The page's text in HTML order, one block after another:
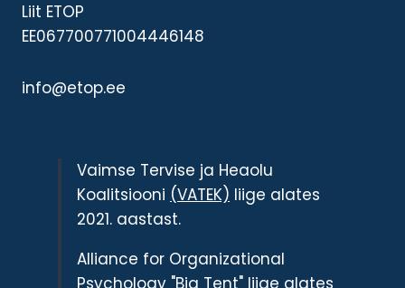
Liit ETOP
EE067700771004446148
info@etop.ee
Vaimse Tervise ja Heaolu
Koalitsiooni (VATEK) liige alates
2021. aastast.
Alliance for Organizational
Psychology "Big Tent" liige alates